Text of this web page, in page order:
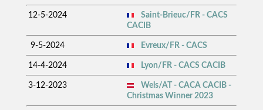
12-5-2024
Saint-Brieuc/FR - CACS
CACIB
9-5-2024 Evreux/FR - CACS
14-4-2024 Lyon/FR - CACS CACIB
3-12-2023
Wels/AT - CACA CACIB -
Christmas Winner 2023